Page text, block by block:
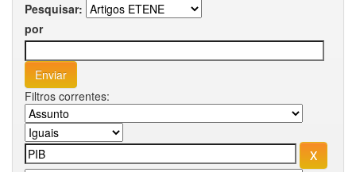
Pesquisar:
por
Filtros correntes: